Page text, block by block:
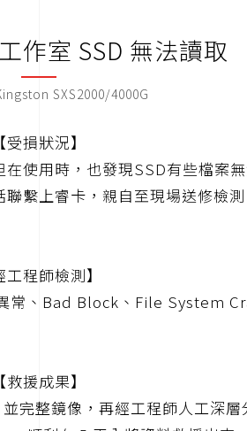
作室 SSD 無法讀取
SXS2000/4000G
【受損狀況】
使用時，也發現SSD有些檔案無
繫上睿卡，親自至現場送修檢測
工程師檢測】
、Bad Block、File System
【救援成果】
完整鏡像，再經工程師人工深層